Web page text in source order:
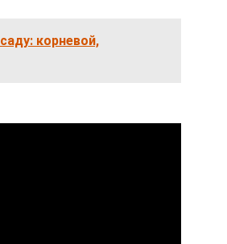
корневой,